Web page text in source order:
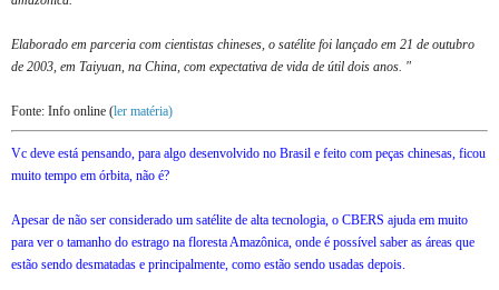
Elaborado em parceria com cientistas chineses, o satélite foi lançado em 21 de outubro
de 2003, em Taiyuan, na China, com expectativa de vida de útil dois anos. "
Fonte: Info online (ler matéria)
Vc deve está pensando, para algo desenvolvido no Brasil e feito com peças chinesas, ficou
muito tempo em órbita, não é?
Apesar de não ser considerado um satélite de alta tecnologia, o CBERS ajuda em muito
para ver o tamanho do estrago na floresta Amazônica, onde é possível saber as áreas que
estão sendo desmatadas e principalmente, como estão sendo usadas depois.